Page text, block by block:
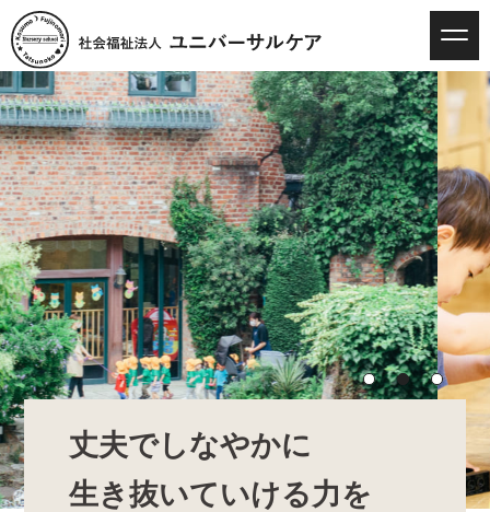
丈夫でしなやかに
生き抜いていける力を